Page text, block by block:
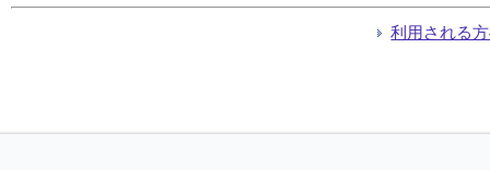
利用される